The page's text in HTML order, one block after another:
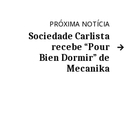
PRÓXIMA NOTÍCIA
Sociedade Carlista
recebe “Pour
Bien Dormir” de
Mecanika